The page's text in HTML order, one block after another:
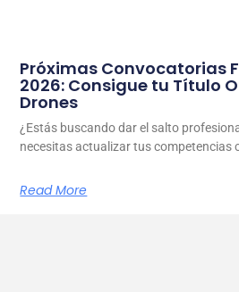
Próximas Convocatorias
2026: Consigue tu Título
Drones
¿Estás buscando dar el salto
necesitas actualizar tus competencias
Read More